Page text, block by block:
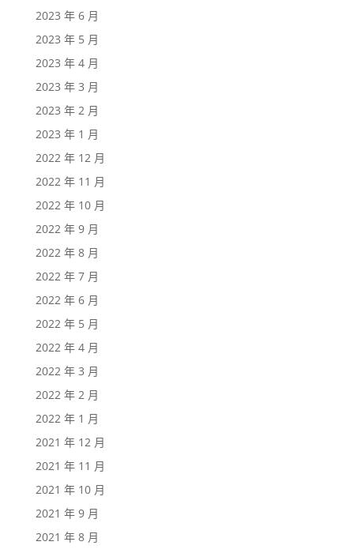
2023 年 6 月
2023 年 5 月
2023 年 4 月
2023 年 3 月
2023 年 2 月
2023 年 1 月
2022 年 12 月
2022 年 11 月
2022 年 10 月
2022 年 9 月
2022 年 8 月
2022 年 7 月
2022 年 6 月
2022 年 5 月
2022 年 4 月
2022 年 3 月
2022 年 2 月
2022 年 1 月
2021 年 12 月
2021 年 11 月
2021 年 10 月
2021 年 9 月
2021 年 8 月